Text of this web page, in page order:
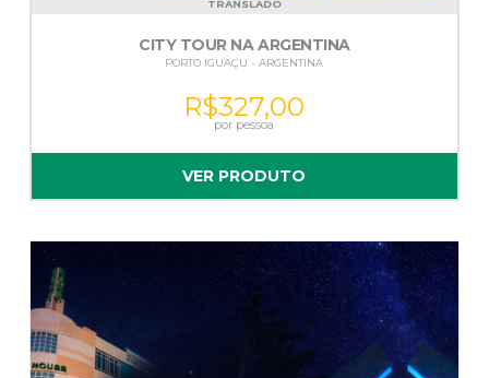
CITY TOUR NA ARGENTINA
TRANSLADO
PORTO IGUAÇU - ARGENTINA
R$327,00
VER PRODUTO